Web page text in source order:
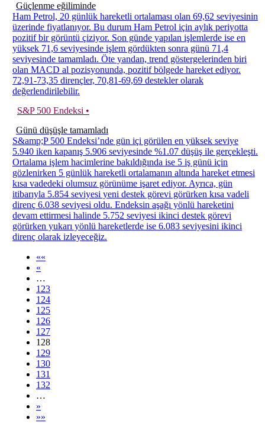
Güçlenme eğiliminde
Ham Petrol, 20 günlük hareketli ortalaması olan 69,62 seviyesinin
üzerinde fiyatlanıyor. Bu durum Ham Petrol için aylık periyotta
pozitif bir görüntü çiziyor. Son günde yapılan işlemlerde ise en
yüksek 71,6 seviyesinde işlem gördükten sonra günü 71,4
seviyesinde tamamladı. Öte yandan, trend göstergelerinden biri
olan MACD al pozisyonunda, pozitif bölgede hareket ediyor.
72,91-73,35 dirençler, 70,81-69,69 destekler olarak
değerlendirilebilir.
S&P 500 Endeksi •
Günü düşüşle tamamladı
S&amp;P 500 Endeksi’nde gün içi görülen en yüksek seviye
5.940 iken kapanış 5.906 seviyesinde %1.07 düşüş ile gerçekleşti.
Ortalama işlem hacimlerine bakıldığında ise 5 iş günü için
gözlenirken 5 günlük hareketli ortalamanın altında hareket etmesi
kısa vadedeki olumsuz görünüme işaret ediyor. Ayrıca, gün
itibarıyla 5.854 seviyesi yeni destek görevi görürken kısa vadeli
direnç 6.038 seviyesi oldu. Endeksin aşağı yönlü hareketini
devam ettirmesi halinde 5.752 seviyesi ikinci destek görevi
görürken yukarı yönlü hareketlerde ise 6.083 seviyesini ikinci
direnç olarak izleyeceğiz.
««
«
…
123
124
125
126
127
128
129
130
131
132
…
»
»»